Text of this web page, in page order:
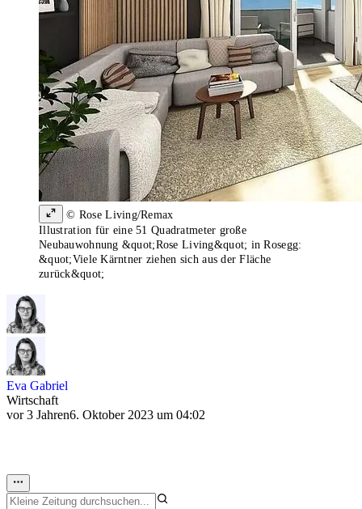
© Rose Living/Remax
Illustration für eine 51 Quadratmeter große
Neubauwohnung &quot;Rose Living&quot; in Rosegg:
&quot;Viele Kärntner ziehen sich aus der Fläche
zurück&quot;
Eva Gabriel
Wirtschaft
vor 3 Jahren6. Oktober 2023 um 04:02